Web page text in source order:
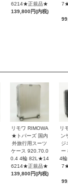
6214★正規品★
139,800円(内税)
リモワ RIMOWA
★トパーズ 国内
外旅行用スーツ
ケース 920.70.0
0.4 4輪 82L★14
6214★正規品★
139,800円(内税)
リ
ン
ジ
ー
4